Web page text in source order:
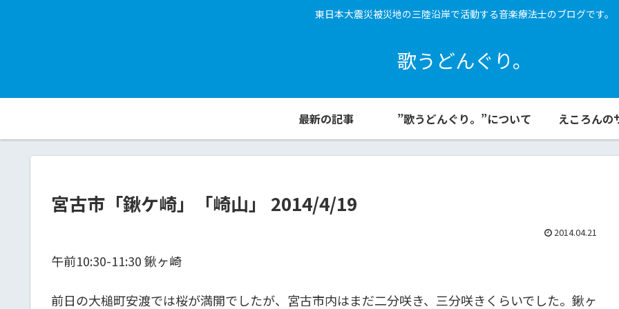
東日本大震災被災地の三陸沿岸で活動する音楽療法士のブログです。
歌うどんぐり。
最新の記事 ”歌うどんぐり。”について えころんの
宮古市「鍬ケ崎」「崎山」 2014/4/19
2014.04.21
午前10:30-11:30 鍬ヶ崎
前日の大槌町安渡では桜が満開でしたが、宮古市内はまだ二分咲き、三分咲きくらいでした。鍬ヶ